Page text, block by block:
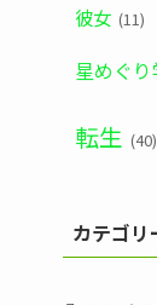
彼女 (11)
星めぐ
転生 (40)
カテゴリ